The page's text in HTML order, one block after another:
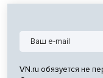
VN.ru обязуется не